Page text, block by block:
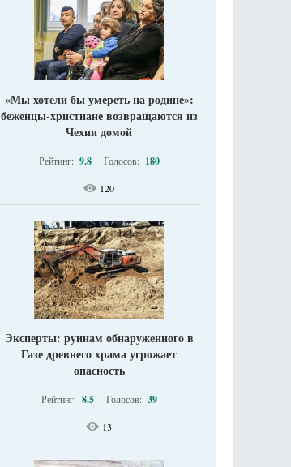
«Мы хотели бы умереть на родине»:
беженцы-христиане возвращаются из
Чехии домой
Рейтинг: 9.8 Голосов: 180
120
Эксперты: руинам обнаруженного в
Газе древнего храма угрожает
опасность
Рейтинг: 8.5 Голосов: 39
13